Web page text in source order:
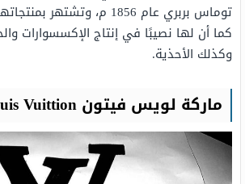
توماس بربري عام 1856 م،
كما أن لها نصيبًا في إنتاج الإكسسوارات
وكذلك الأحذية.
ماركة لويس فيتون Louis Vuittion